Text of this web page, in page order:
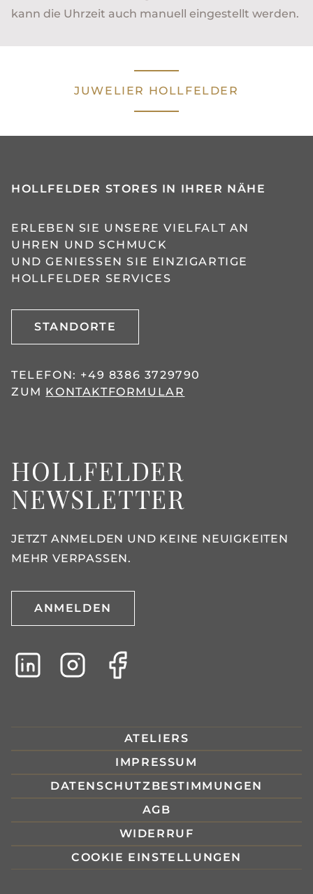
kann die Uhrzeit auch manuell eingestellt werden.
JUWELIER HOLLFELDER
HOLLFELDER STORES IN IHRER NÄHE
ERLEBEN SIE UNSERE VIELFALT AN
UHREN UND SCHMUCK
UND GENIESSEN SIE EINZIGARTIGE H
OLLFELDER SERVICES
STANDORTE
TELEFON: +49 8386 3729790
ZUM KONTAKTFORMULAR
HOLLFELDER
NEWSLETTER
JETZT ANMELDEN UND KEINE NEUIGKEITEN
MEHR VERPASSEN.
ANMELDEN
ATELIERS
IMPRESSUM
DATENSCHUTZBESTIMMUNGEN
AGB
WIDERRUF
COOKIE EINSTELLUNGEN